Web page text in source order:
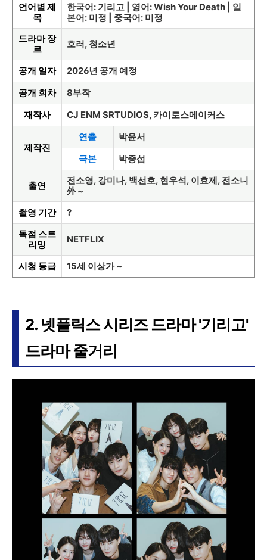
언어별 제
목
한국어: 기리고 | 영어: Wish Your Death | 일
본어: 미정 | 중국어: 미정
드라마 장
르
호러, 청소년
공개 일자
2026년 공개 예정
공개 회차
8부작
재작사
CJ ENM SRTUDIOS, 카이로스메이커스
제작진
연출
박윤서
극본
박중섭
출연
전소영, 강미나, 백선호, 현우석, 이효제, 전소니
外 ~
촬영 기간
?
독점 스트
리밍
NETFLIX
시청 등급 15세 이상가 ~
2. 넷플릭스 시리즈 드라마 '기리고'
드라마 줄거리